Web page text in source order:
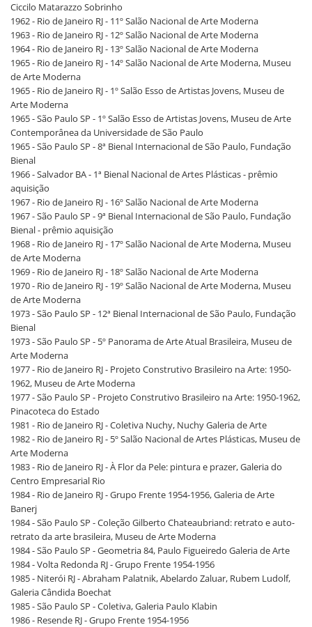
Ciccilo Matarazzo Sobrinho
1962 - Rio de Janeiro RJ - 11º Salão Nacional de Arte Moderna
1963 - Rio de Janeiro RJ - 12º Salão Nacional de Arte Moderna
1964 - Rio de Janeiro RJ - 13º Salão Nacional de Arte Moderna
1965 - Rio de Janeiro RJ - 14º Salão Nacional de Arte Moderna, Museu
de Arte Moderna
1965 - Rio de Janeiro RJ - 1º Salão Esso de Artistas Jovens, Museu de
Arte Moderna
1965 - São Paulo SP - 1º Salão Esso de Artistas Jovens, Museu de Arte
Contemporânea da Universidade de São Paulo
1965 - São Paulo SP - 8ª Bienal Internacional de São Paulo, Fundação
Bienal
1966 - Salvador BA - 1ª Bienal Nacional de Artes Plásticas - prêmio
aquisição
1967 - Rio de Janeiro RJ - 16º Salão Nacional de Arte Moderna
1967 - São Paulo SP - 9ª Bienal Internacional de São Paulo, Fundação
Bienal - prêmio aquisição
1968 - Rio de Janeiro RJ - 17º Salão Nacional de Arte Moderna, Museu
de Arte Moderna
1969 - Rio de Janeiro RJ - 18º Salão Nacional de Arte Moderna
1970 - Rio de Janeiro RJ - 19º Salão Nacional de Arte Moderna, Museu
de Arte Moderna
1973 - São Paulo SP - 12ª Bienal Internacional de São Paulo, Fundação
Bienal
1973 - São Paulo SP - 5º Panorama de Arte Atual Brasileira, Museu de
Arte Moderna
1977 - Rio de Janeiro RJ - Projeto Construtivo Brasileiro na Arte: 1950-
1962, Museu de Arte Moderna
1977 - São Paulo SP - Projeto Construtivo Brasileiro na Arte: 1950-1962,
Pinacoteca do Estado
1981 - Rio de Janeiro RJ - Coletiva Nuchy, Nuchy Galeria de Arte
1982 - Rio de Janeiro RJ - 5º Salão Nacional de Artes Plásticas, Museu de
Arte Moderna
1983 - Rio de Janeiro RJ - À Flor da Pele: pintura e prazer, Galeria do
Centro Empresarial Rio
1984 - Rio de Janeiro RJ - Grupo Frente 1954-1956, Galeria de Arte
Banerj
1984 - São Paulo SP - Coleção Gilberto Chateaubriand: retrato e auto-
retrato da arte brasileira, Museu de Arte Moderna
1984 - São Paulo SP - Geometria 84, Paulo Figueiredo Galeria de Arte
1984 - Volta Redonda RJ - Grupo Frente 1954-1956
1985 - Niterói RJ - Abraham Palatnik, Abelardo Zaluar, Rubem Ludolf,
Galeria Cândida Boechat
1985 - São Paulo SP - Coletiva, Galeria Paulo Klabin
1986 - Resende RJ - Grupo Frente 1954-1956